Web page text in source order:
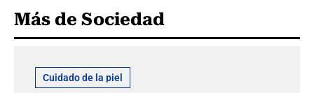
Más de Sociedad
Cuidado de la piel